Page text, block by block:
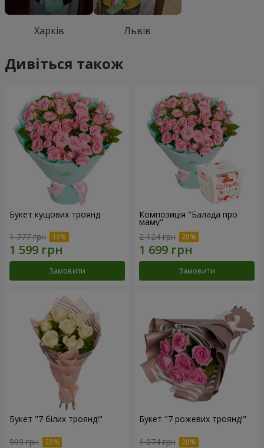
Харків Львів
Дивіться також
Букет кущових троянд
1 777 грн
Замовити
Композиція "Балада про
маму"
2 124 грн
Замовити
Букет "7 білих троянд!"
999 грн
Букет "7 рожевих троянд!"
1 074 грн